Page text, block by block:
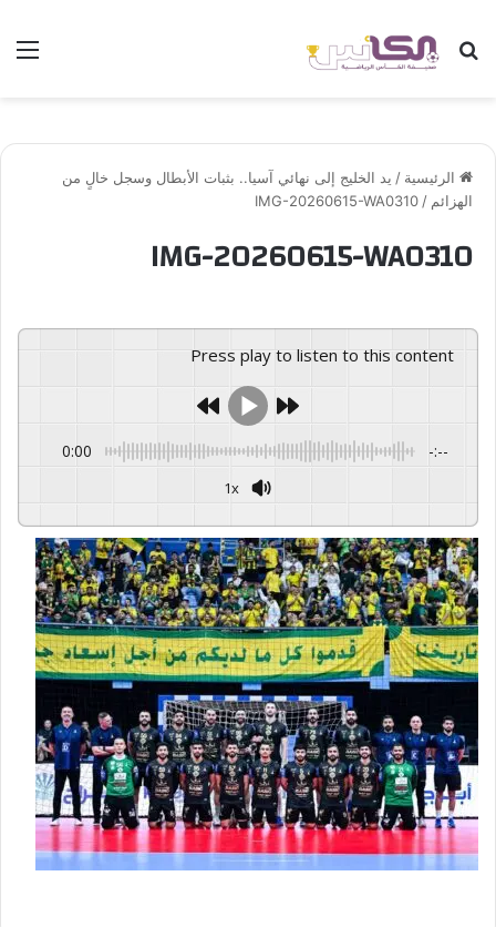
بحث عن
الرئيسية / يد الخليج إلى نهائي آسيا.. بثبات الأبطال وسجل خالٍ من
الهزائم /
IMG-20260615-WA0310
IMG-20260615-WA0310
Press play to listen to this content
0:00 -:--
1x